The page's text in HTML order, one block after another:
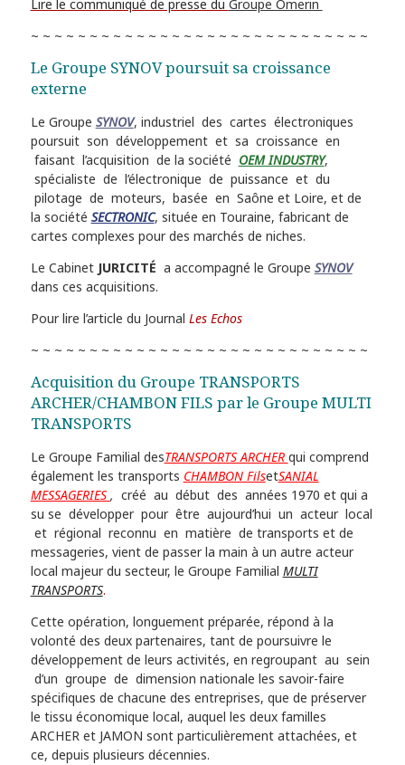
Lire le communiqué de presse du Groupe Omerin
~ ~ ~ ~ ~ ~ ~ ~ ~ ~ ~ ~ ~ ~ ~ ~ ~ ~ ~ ~ ~ ~ ~ ~ ~ ~ ~ ~ ~
Le Groupe SYNOV poursuit sa croissance
externe
Le Groupe SYNOV, industriel des cartes électroniques
poursuit son développement et sa croissance en
faisant l’acquisition de la société OEM INDUSTRY,
spécialiste de l’électronique de puissance et du
pilotage de moteurs, basée en Saône et Loire, et de
la société SECTRONIC, située en Touraine, fabricant de
cartes complexes pour des marchés de niches.
Le Cabinet JURICITÉ a accompagné le Groupe SYNOV
dans ces acquisitions.
Pour lire l’article du Journal Les Echos
~ ~ ~ ~ ~ ~ ~ ~ ~ ~ ~ ~ ~ ~ ~ ~ ~ ~ ~ ~ ~ ~ ~ ~ ~ ~ ~ ~ ~
Acquisition du Groupe TRANSPORTS
ARCHER/CHAMBON FILS par le Groupe MULTI
TRANSPORTS
Le Groupe Familial desTRANSPORTS ARCHER qui comprend
également les transports CHAMBON FilsetSANIAL
MESSAGERIES , créé au début des années 1970 et qui a
su se développer pour être aujourd’hui un acteur local
et régional reconnu en matière de transports et de
messageries, vient de passer la main à un autre acteur
local majeur du secteur, le Groupe Familial MULTI
TRANSPORTS.
Cette opération, longuement préparée, répond à la
volonté des deux partenaires, tant de poursuivre le
développement de leurs activités, en regroupant au sein
d’un groupe de dimension nationale les savoir-faire
spécifiques de chacune des entreprises, que de préserver
le tissu économique local, auquel les deux familles
ARCHER et JAMON sont particulièrement attachées, et
ce, depuis plusieurs décennies.